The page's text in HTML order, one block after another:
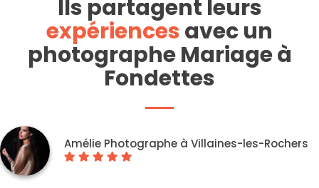
Ils partagent leurs
expériencesavec un
photographe Mariage à
Fondettes
Amélie Photographe à Villaines-les-Rochers